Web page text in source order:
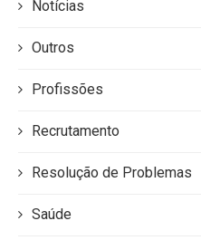
Notícias
Outros
Profissões
Recrutamento
Resolução de Problemas
Saúde